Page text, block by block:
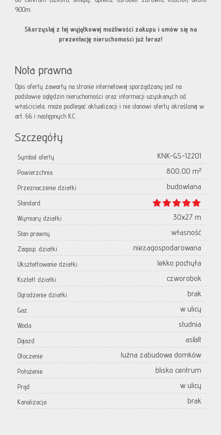
900m.
Skorzystaj z tej wyjątkowej możliwości zakupu i umów się na
prezentację nieruchomości już teraz!
Nota prawna
Opis oferty zawarty na stronie internetowej sporządzany jest na
podstawie oględzin nieruchomości oraz informacji uzyskanych od
właściciela, może podlegać aktualizacji i nie stanowi oferty określonej w
art. 66 i następnych K.C.
Szczegóły
Symbol oferty KNK-GS-12201
Powierzchnia 800,00 m²
Przeznaczenie działki budowlana
Standard
Wymiary działki
30x27 m
Stan prawny własność
Zagosp. działki niezagospodarowana
Ukształtowanie działki lekko pochyła
Kształt działki czworobok
Ogrodzenie działki brak
Gaz w ulicy
Woda studnia
Dojazd asfalt
Otoczenie luźna zabudowa domków
Położenie blisko centrum
Prąd w ulicy
Kanalizacja brak